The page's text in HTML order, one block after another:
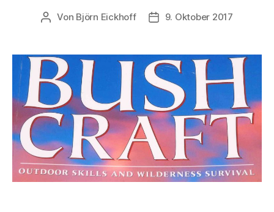
Beitragsautor
Von Björn Eickhoff Veröffentlichungsdatum
9. Oktober 2017